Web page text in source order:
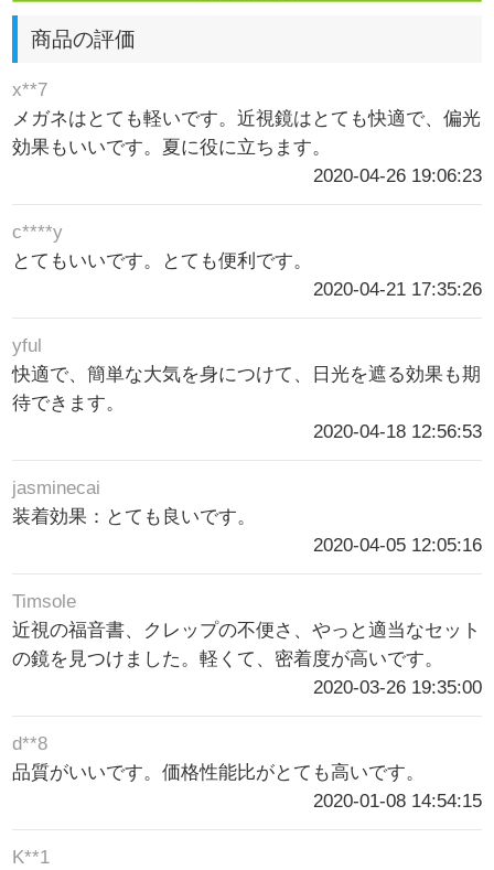
商品の評価
x**7
メガネはとても軽いです。近視鏡はとても快適で、偏光
効果もいいです。夏に役に立ちます。
2020-04-26 19:06:23
c****y
とてもいいです。とても便利です。
2020-04-21 17:35:26
yful
快適で、簡単な大気を身につけて、日光を遮る効果も期
待できます。
2020-04-18 12:56:53
jasminecai
装着効果：とても良いです。
2020-04-05 12:05:16
Timsole
近視の福音書、クレップの不便さ、やっと適当なセット
の鏡を見つけました。軽くて、密着度が高いです。
2020-03-26 19:35:00
d**8
品質がいいです。価格性能比がとても高いです。
2020-01-08 14:54:15
K**1